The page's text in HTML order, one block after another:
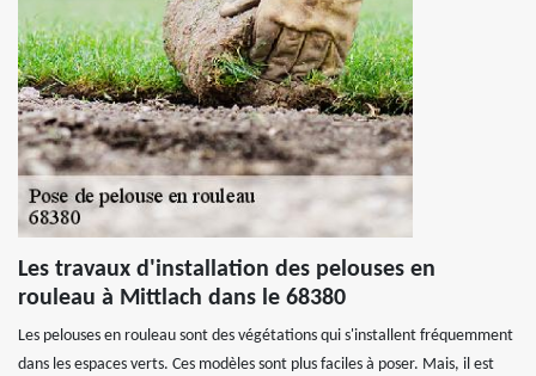
Les travaux d'installation des pelouses en
rouleau à Mittlach dans le 68380
Les pelouses en rouleau sont des végétations qui s'installent fréquemment
dans les espaces verts. Ces modèles sont plus faciles à poser. Mais, il est